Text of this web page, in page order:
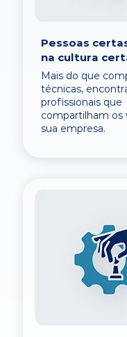
Pessoas
na cultura
Mais do que
técnicas,
profissionais que
compartilham os
sua empresa.